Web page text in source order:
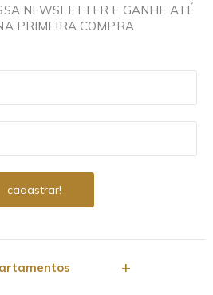
NEWSLETTER E GANHE ATÉ
PRIMEIRA COMPRA